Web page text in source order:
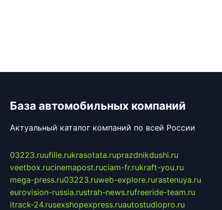
База автомобильных компаний
Актуальный каталог компаний по всей России
03223.ruufille.rukrasotata.ruprazdnikdushi.ru
veetbox.rucinemapost.ruciam-fr.rukraft-you.ru
mega-press.ru03223.ruweb-explore.rurastenuya.ru
eurovision-russia.rustrah-news.rufreeride-team.ru
itrack-24.rusexshopexpress.ruautostudiopro.ru